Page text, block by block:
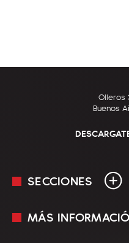
Olleros
Buenos
SECCIONES
En Vivo
MÁS